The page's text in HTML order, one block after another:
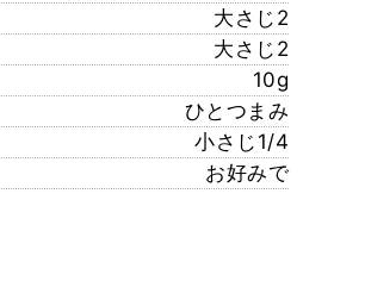
大さじ2
大さじ2
10g
ひとつまみ
小さじ1/4
お好みで